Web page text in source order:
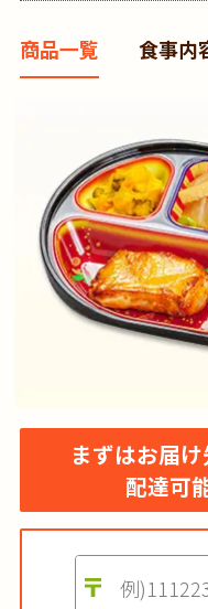
商品一覧 食事内
まずはお届
配達可